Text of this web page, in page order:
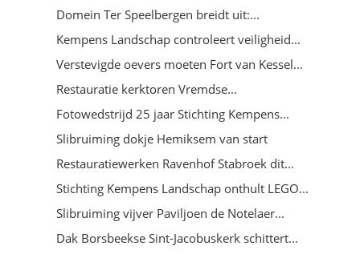
Domein Ter Speelbergen breidt uit:...
Kempens Landschap controleert veiligheid...
Verstevigde oevers moeten Fort van Kessel...
Restauratie kerktoren Vremdse...
Fotowedstrijd 25 jaar Stichting Kempens...
Slibruiming dokje Hemiksem van start
Restauratiewerken Ravenhof Stabroek dit...
Stichting Kempens Landschap onthult LEGO...
Slibruiming vijver Paviljoen de Notelaer...
Dak Borsbeekse Sint-Jacobuskerk schittert...